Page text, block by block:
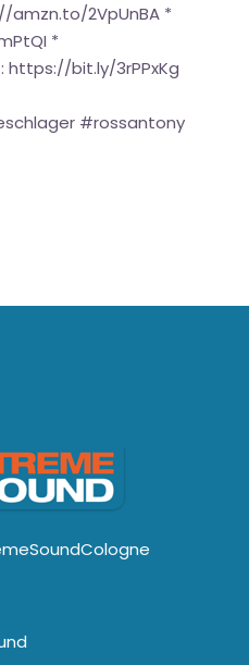
amzn.to/2VpUnBA *
*
https://bit.ly/3rPPxKg
#rossantony